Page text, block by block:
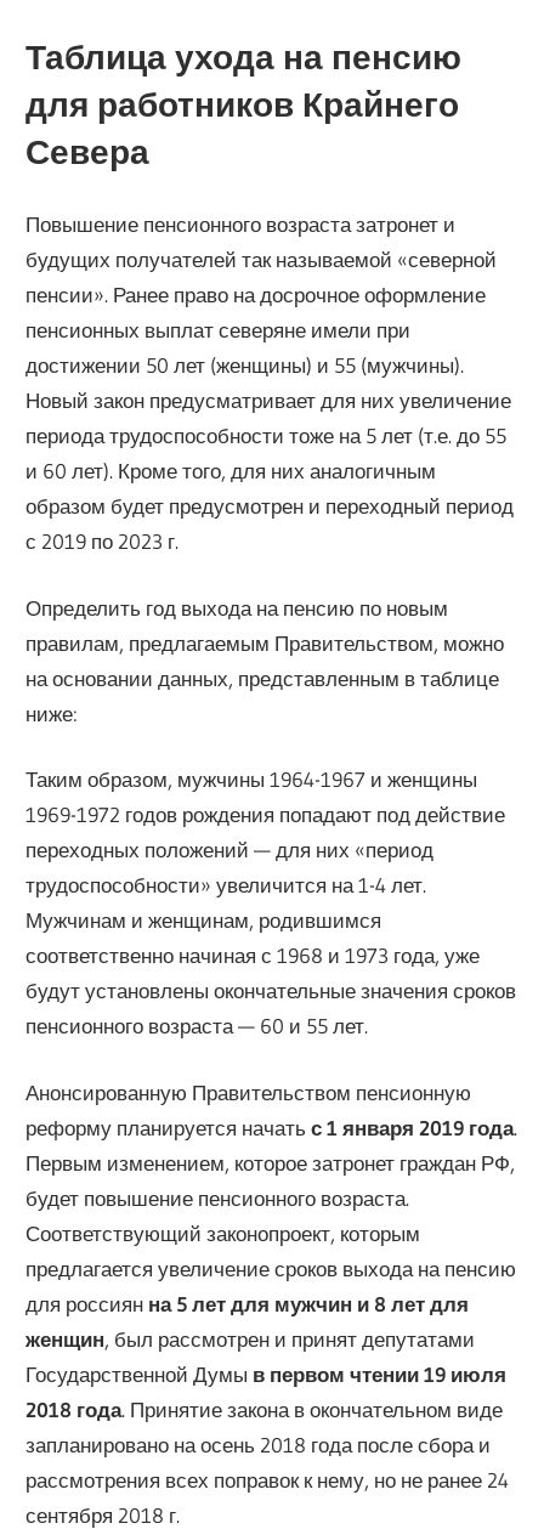
Таблица ухода на пенсию
для работников Крайнего
Севера
Повышение пенсионного возраста затронет и
будущих получателей так называемой «северной
пенсии». Ранее право на досрочное оформление
пенсионных выплат северяне имели при
достижении 50 лет (женщины) и 55 (мужчины).
Новый закон предусматривает для них увеличение
периода трудоспособности тоже на 5 лет (т.е. до 55
и 60 лет). Кроме того, для них аналогичным
образом будет предусмотрен и переходный период
с 2019 по 2023 г.
Определить год выхода на пенсию по новым
правилам, предлагаемым Правительством, можно
на основании данных, представленным в таблице
ниже:
Таким образом, мужчины 1964-1967 и женщины
1969-1972 годов рождения попадают под действие
переходных положений — для них «период
трудоспособности» увеличится на 1-4 лет.
Мужчинам и женщинам, родившимся
соответственно начиная с 1968 и 1973 года, уже
будут установлены окончательные значения сроков
пенсионного возраста — 60 и 55 лет.
Анонсированную Правительством пенсионную
реформу планируется начатьс 1 января 2019 года.
Первым изменением, которое затронет граждан РФ,
будет повышение пенсионного возраста.
Соответствующий законопроект, которым
предлагается увеличение сроков выхода на пенсию
для россиян на 5 лет для мужчин и 8 лет для
женщин, был рассмотрен и принят депутатами
Государственной Думы в первом чтении 19 июля
2018 года. Принятие закона в окончательном виде
запланировано на осень 2018 года после сбора и
рассмотрения всех поправок к нему, но не ранее 24
сентября 2018 г.